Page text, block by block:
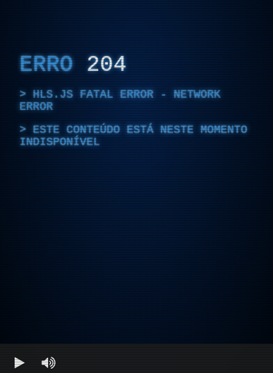
ERRO 204
HLS.JS FATAL ERROR - NETWORK
ERROR
ESTE CONTEÚDO ESTÁ NESTE MOMENTO
INDISPONÍVEL